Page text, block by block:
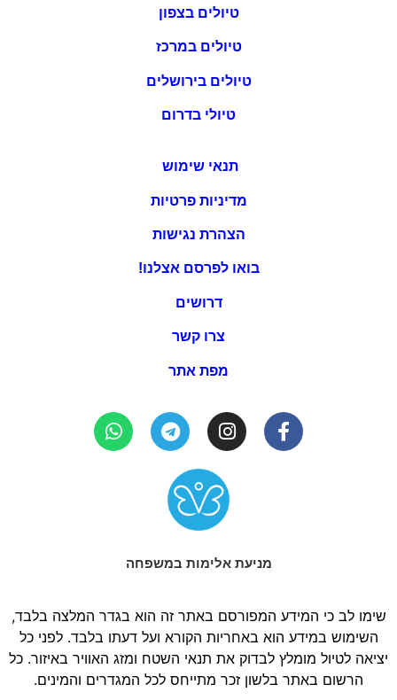
טיולים בצפון
טיולים במרכז
טיולים בירושלים
טיולי בדרום
תנאי שימוש
מדיניות פרטיות
הצהרת נגישות
בואו לפרסם אצלנו!
דרושים
צרו קשר
מפת אתר
מניעת אלימות במשפחה
שימו לב כי המידע המפורסם באתר זה הוא בגדר המלצה בלבד,
השימוש במידע הוא באחריות הקורא ועל דעתו בלבד. לפני כל
יציאה לטיול מומלץ לבדוק את תנאי השטח ומזג האוויר באיזור. כל
הרשום באתר בלשון זכר מתייחס לכל המגדרים והמינים.